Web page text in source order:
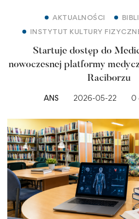
AKTUALNOŚCI
INSTYTUT KULTURY
Startuje dostęp do
nowoczesnej platformy
Raciborzu
ANS 2026-05-22 0